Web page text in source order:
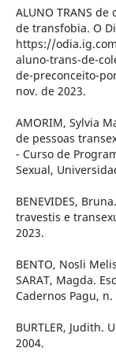
ALUNO TRANS
de transfobia. O
https://
aluno-trans-de-
de-preconceito-
nov. de 2023.
AMORIM, Sylvia
de pessoas
- Curso de
Sexual,
BENEVIDES,
travestis e
2023.
BENTO, Nosli
SARAT, Magda.
Cadernos Pagu, n.
BURTLER, Judith.
2004.